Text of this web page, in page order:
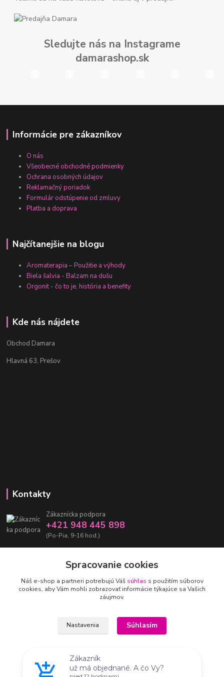
Sledujte nás na Instagrame
damarashop.sk
Informácie pre zákazníkov
O nás
Všeobecné obchodné podmienky
Ochrana osobných údajov
Reklamačný poriadok
Formulár odstúpenie od zmluvy
Platba a doprava
Najčítanejšie na blogu
Aromaterapia – Použitie a výhody
Biela šalvia - Balzam na dušu
Orgonit - čo to je, história a benefity
Kde nás nájdete
Obchod Damara
Hlavná 63, Prešov
Kontakty
Zákaznícka podpora
+421 948 445 898
(Po-Pia, 9-16 hod.)
Upravit sběr cookies.
Vytvorené na
Eshop-rychlo.sk
Spracovanie cookies
Náš e-shop a partneri potrebujú Váš súhlas s použitím súborov
cookies, aby Vám mohli zobrazovať informácie týkajúce sa Vašich
záujmov.
Nastavenia Súhlasím
Súhlas môžete odmietnuť
už má objednané. A čo Vy?
pred 12 hodinami